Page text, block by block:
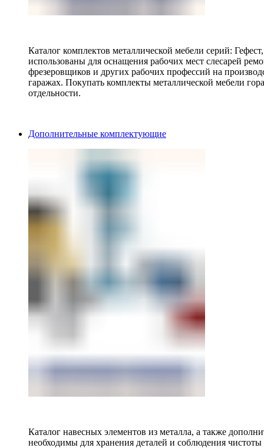
Каталог комплектов металлической мебели серий:
использованы для оснащения рабочих мест слесарей
фрезеровщиков и других рабочих профессий на
гаражах. Покупать комплекты металлической мебели
отдельности.
Дополнительные комплектующие
Каталог навесных элементов из металла, а также
необходимы для хранения деталей и соблюдения чистоты